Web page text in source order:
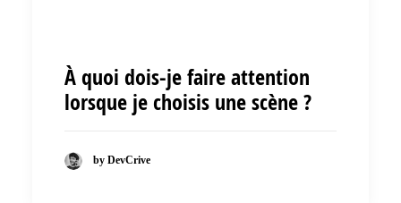
À quoi dois-je faire attention
lorsque je choisis une scène ?
by DevCrive